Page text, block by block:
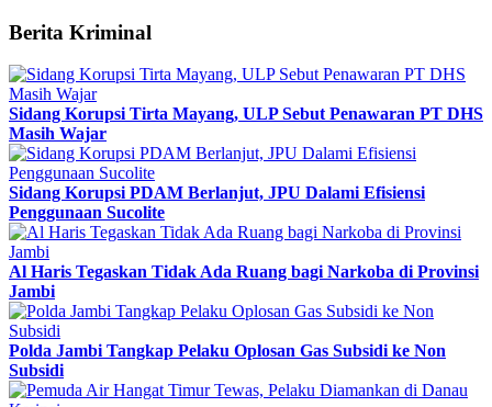
Berita Kriminal
Sidang Korupsi Tirta Mayang, ULP Sebut Penawaran PT DHS
Masih Wajar
Sidang Korupsi PDAM Berlanjut, JPU Dalami Efisiensi
Penggunaan Sucolite
Al Haris Tegaskan Tidak Ada Ruang bagi Narkoba di Provinsi
Jambi
Polda Jambi Tangkap Pelaku Oplosan Gas Subsidi ke Non
Subsidi